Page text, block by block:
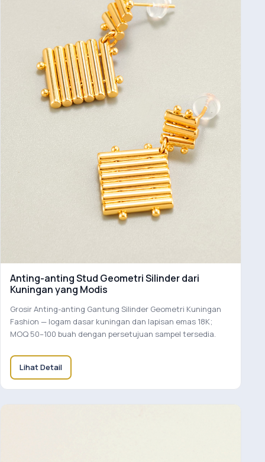
Anting-anting Stud Geometri Silinder dari
Kuningan yang Modis
Grosir Anting-anting Gantung Silinder Geometri Kuningan
Fashion — logam dasar kuningan dan lapisan emas 18K;
MOQ 50–100 buah dengan persetujuan sampel tersedia.
Lihat Detail